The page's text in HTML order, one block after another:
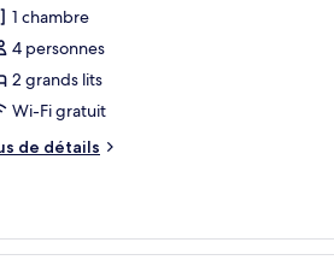
:
1 chambre
4 personnes
2 grands lits
Wi-Fi gratuit
de détails